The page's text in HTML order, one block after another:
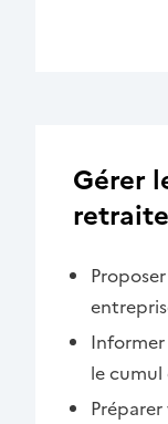
Gérer
retraite
le